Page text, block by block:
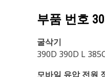
부품 번호
굴삭기
390D 390D L
모바일 유압 전원